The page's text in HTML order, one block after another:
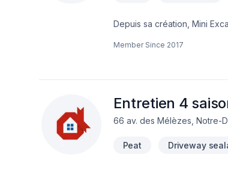
Depuis sa création, Mini
desservons Bas St-
Member Since 2017
Entretien 4
66 av. des Mélèzes, Notre-
Peat Driveway